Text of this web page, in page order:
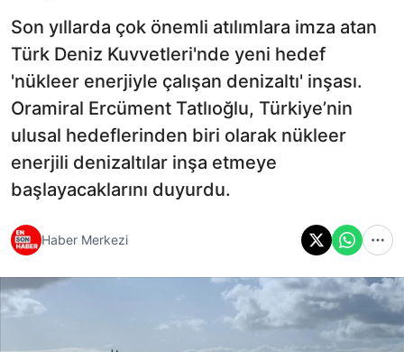
Son yıllarda çok önemli atılımlara imza atan
Türk Deniz Kuvvetleri'nde yeni hedef
'nükleer enerjiyle çalışan denizaltı' inşası.
Oramiral Ercüment Tatlıoğlu, Türkiye’nin
ulusal hedeflerinden biri olarak nükleer
enerjili denizaltılar inşa etmeye
başlayacaklarını duyurdu.
Haber Merkezi